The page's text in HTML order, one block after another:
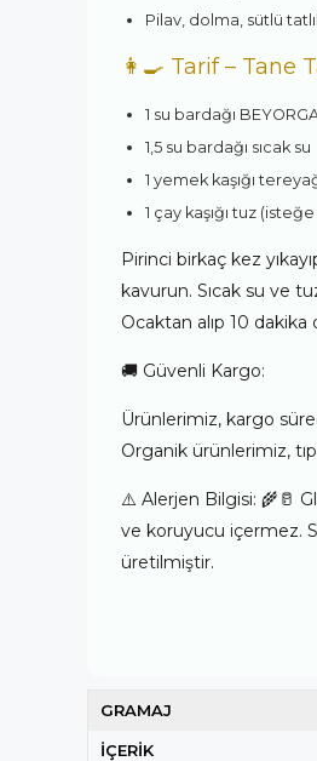
Pilav, dolma, sütlü
👩‍🍳 Tarif – Tane
1 su bardağı
1,5 su bardağı sıcak su
1 yemek kaşığı
1 çay kaşığı tuz (isteğe
Pirinci birkaç kez
kavurun. Sıcak su ve
Ocaktan alıp 10 dakika
🚚 Güvenli Kargo:
Ürünlerimiz, kargo
Organik ürünlerimiz,
⚠️ Alerjen Bilgisi: 🌾🥛
ve koruyucu içermez.
üretilmiştir.
GRAMAJ
İÇERİK